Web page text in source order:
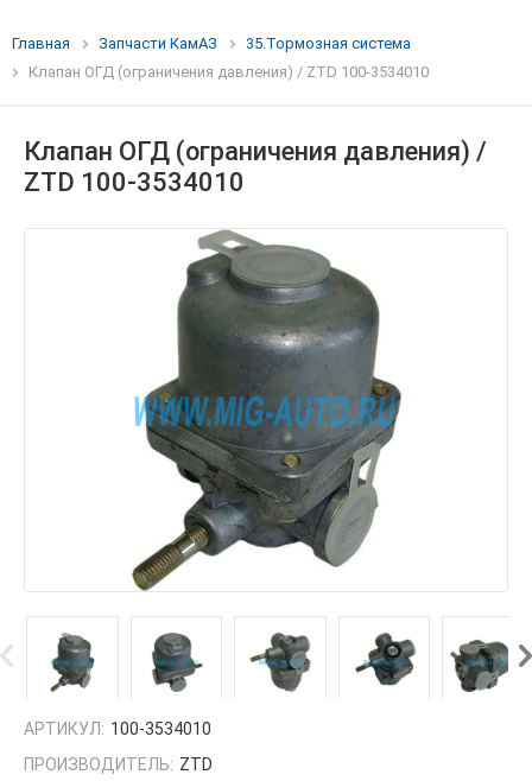
Главная Запчасти КамАЗ
35.Тормозная система
Клапан ОГД (ограничения давления) / ZTD 100-3534010
Клапан ОГД (ограничения давления) /
ZTD 100-3534010
АРТИКУЛ: 100-3534010
ПРОИЗВОДИТЕЛЬ: ZTD